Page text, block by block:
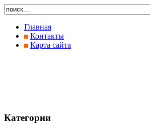
Главная
Контакты
Карта сайта
Категории